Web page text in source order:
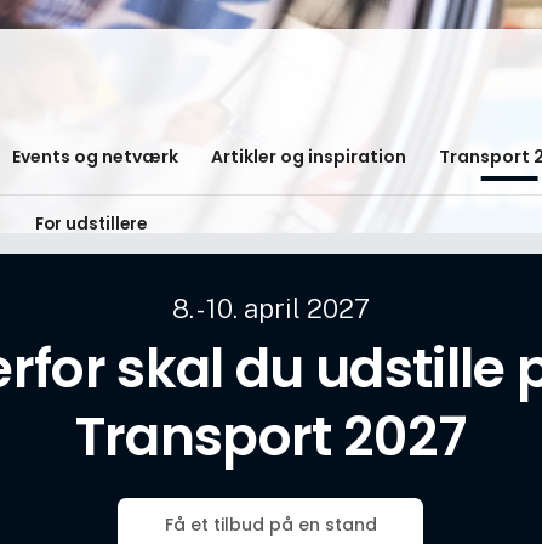
Events og netværk Artikler og inspiration Transport
For udstillere
8. - 10. april 2027
skal du udstille
Transport 2027
Få et tilbud på en stand